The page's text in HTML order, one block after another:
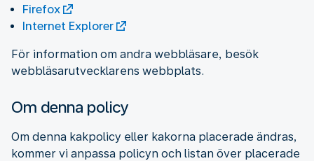
Firefox
Internet Explorer
För information om andra webbläsare, besök
webbläsarutvecklarens webbplats.
Om denna policy
Om denna kakpolicy eller kakorna placerade ändras,
kommer vi anpassa policyn och listan över placerade